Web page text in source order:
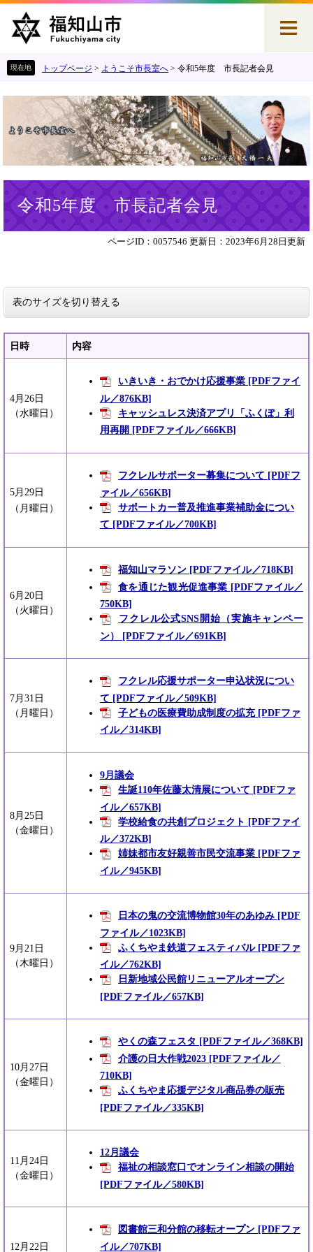
で
ば
へ
トップページ > ようこそ市長室へ > 令和5年度 市長記者会見
令和5年度 市長記者会見
ページID：0057546 更新日：2023年6月28日更新
表のサイズを切り替える
日時 内容
4月26日
（水曜日）
いきいき・おでかけ応援事業 [PDFファイ
ル／876KB]
キャッシュレス決済アプリ「ふくぽ」利
用再開 [PDFファイル／666KB]
5月29日
（月曜日）
フクレルサポーター募集について [PDFフ
ァイル／656KB]
サポートカー普及推進事業補助金につい
て [PDFファイル／700KB]
6月20日
（火曜日）
福知山マラソン [PDFファイル／718KB]
食を通じた観光促進事業 [PDFファイル／
750KB]
フクレル公式SNS開始（実施キャンペー
ン） [PDFファイル／691KB]
7月31日
（月曜日）
フクレル応援サポーター申込状況につい
て [PDFファイル／509KB]
子どもの医療費助成制度の拡充 [PDFファ
イル／314KB]
8月25日
（金曜日）
9月議会
生誕110年佐藤太清展について [PDFファ
イル／657KB]
学校給食の共創プロジェクト [PDFファイ
ル／372KB]
姉妹都市友好親善市民交流事業 [PDFファ
イル／945KB]
9月21日
（木曜日）
日本の鬼の交流博物館30年のあゆみ [PDF
ファイル／1023KB]
ふくちやま鉄道フェスティバル [PDFファ
イル／762KB]
日新地域公民館リニューアルオープン
[PDFファイル／657KB]
10月27日
（金曜日）
やくの森フェスタ [PDFファイル／368KB]
介護の日大作戦2023 [PDFファイル／
710KB]
ふくちやま応援デジタル商品券の販売
[PDFファイル／335KB]
11月24日
（金曜日）
12月議会
福祉の相談窓口でオンライン相談の開始
[PDFファイル／580KB]
12月22日
図書館三和分館の移転オープン [PDFファ
イル／707KB]